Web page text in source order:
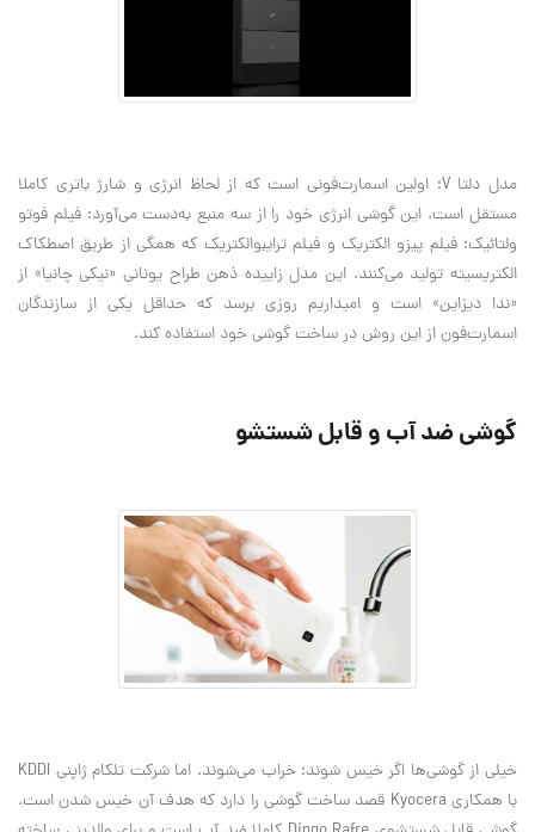
مدل دلتا V؛ اولین اسمارت‌فونی است که از لحاظ انرژی و شارژ باتری کاملا
مستقل است. این گوشی انرژی خود را از سه منبع به‌دست می‌آورد: فیلم فوتو
ولتائیک؛ فیلم پیزو الکتریک و فیلم ترایبوالکتریک که همگی از طریق اصطکاک
الکتریسیته تولید می‌کنند. این مدل زاییده ذهن طراح یونانی «نیکی چانیا» از
«ندا دیزاین» است و امیداریم روزی برسد که حداقل یکی از سازندگان
اسمارت‌فون از این روش در ساخت گوشی خود استفاده کند.
گوشی ضد آب و قابل شستشو
خیلی از گوشی‌ها اگر خیس شوند؛ خراب می‌شوند. اما شرکت تلکام ژاپنی KDDI
با همکاری Kyocera قصد ساخت گوشی را دارد که هدف آن خیس شدن است.